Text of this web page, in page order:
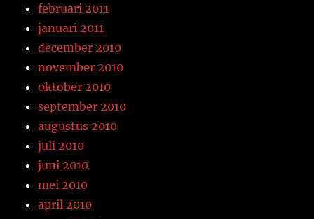
februari 2011
januari 2011
december 2010
november 2010
oktober 2010
september 2010
augustus 2010
juli 2010
juni 2010
mei 2010
april 2010